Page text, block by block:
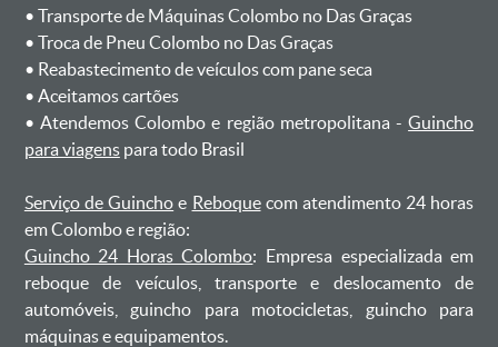
ㅤㅤ• Transporte de Máquinas Colombo no Das Graças
ㅤㅤ• Troca de Pneu Colombo no Das Graças
ㅤㅤ• Reabastecimento de veículos com pane seca
ㅤㅤ• Aceitamos cartões
ㅤㅤ• Atendemos Colombo e região metropolitana -Guincho
para viagenspara todo Brasil
Serviço de Guincho e Reboquecom atendimento 24 horas
em Colombo e região:
Guincho 24 Horas Colombo: Empresa especializada em
reboque de veículos, transporte e deslocamento de
automóveis, guincho para motocicletas, guincho para
máquinas e equipamentos.